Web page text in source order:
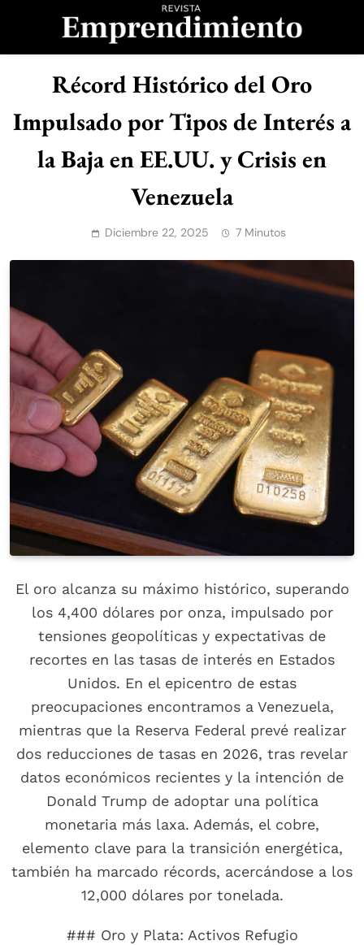
Revista
Emprendimiento
Récord Histórico del Oro
Impulsado por Tipos de Interés a
la Baja en EE.UU. y Crisis en
Venezuela
Diciembre 22, 2025 7 Minutos
El oro alcanza su máximo histórico, superando
los 4,400 dólares por onza, impulsado por
tensiones geopolíticas y expectativas de
recortes en las tasas de interés en Estados
Unidos. En el epicentro de estas
preocupaciones encontramos a Venezuela,
mientras que la Reserva Federal prevé realizar
dos reducciones de tasas en 2026, tras revelar
datos económicos recientes y la intención de
Donald Trump de adoptar una política
monetaria más laxa. Además, el cobre,
elemento clave para la transición energética,
también ha marcado récords, acercándose a los
12,000 dólares por tonelada.
### Oro y Plata: Activos Refugio